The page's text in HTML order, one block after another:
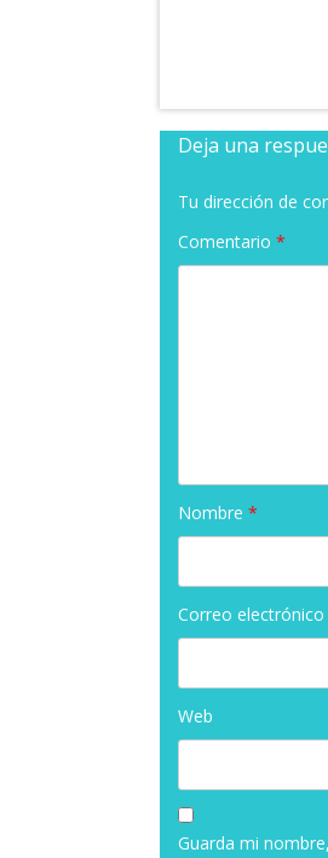
Deja una
Tu dirección de
Comentario *
Nombre *
Correo electrónico
Web
Guarda mi